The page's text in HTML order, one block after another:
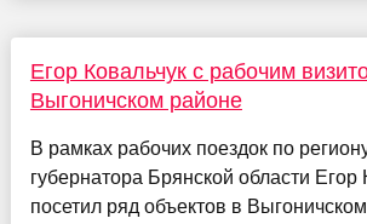
Егор Ковальчук с рабочим
Выгоничском районе
В рамках рабочих поездок по
губернатора Брянской области Егор
посетил ряд объектов в Выгоничском